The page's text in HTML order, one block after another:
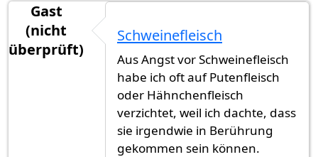
Gast
(nicht
überprüft)
Schweinefleisch
Aus Angst vor Schweinefleisch
habe ich oft auf Putenfleisch
oder Hähnchenfleisch
verzichtet, weil ich dachte, dass
sie irgendwie in Berührung
gekommen sein können.